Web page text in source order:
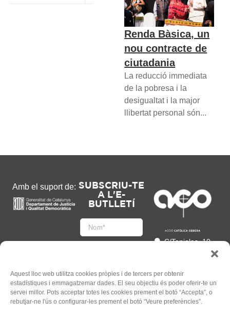
Aquest lloc web utilitza cookies pròpies i de tercers per obtenir
estadístiques i emmagatzemar dades. El seu objectiu és poder oferir-te un
servei millor. Pots acceptar totes les cookies prement el botó “Accepta”, o
rebutjar-ne l'ús o configurar-les prement el botó “Veure preferències”.
Renda Bàsica, un
nou contracte de
ciutadania
La reducció immediata
de la pobresa i la
desigualtat i la major
llibertat personal són...
Amb el suport de: SUBSCRIU-TE
A L'E-
BUTLLETÍ
Accepto
l'Informació legal
C/Tapioles, 10
93 505 86 86
hola@acocat.org